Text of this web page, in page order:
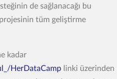
de sağlanacağı bu
tüm geliştirme
kadar
HerDataCamp linki üzerinden